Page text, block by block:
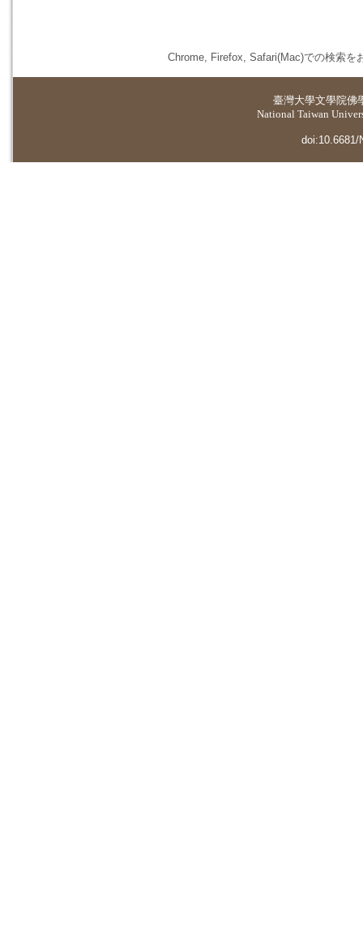
Chrome, Firefox, Safari(Mac)での検索を
臺灣大學文學院佛
National Taiwan
doi:10.6681/